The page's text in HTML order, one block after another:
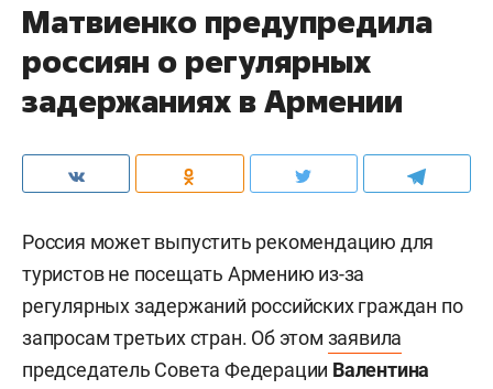
Матвиенко предупредила
россиян о регулярных
задержаниях в Армении
Россия может выпустить рекомендацию для
туристов не посещать Армению из-за
регулярных задержаний российских граждан по
запросам третьих стран. Об этом заявила
председатель Совета Федерации Валентина